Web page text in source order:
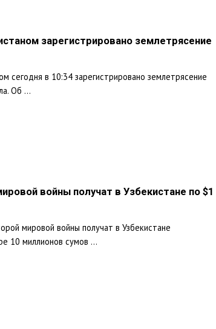
зарегистрировано землетрясение
сегодня в 10:34 зарегистрировано землетрясение
Об ...
войны получат в Узбекистане по $1
мировой войны получат в Узбекистане
10 миллионов сумов ...